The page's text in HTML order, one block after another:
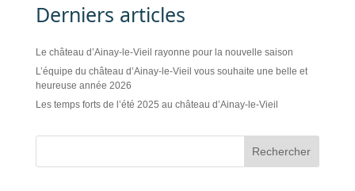
Derniers articles
Le château d’Ainay-le-Vieil rayonne pour la nouvelle saison
L’équipe du château d’Ainay-le-Vieil vous souhaite une belle et
heureuse année 2026
Les temps forts de l’été 2025 au château d’Ainay-le-Vieil